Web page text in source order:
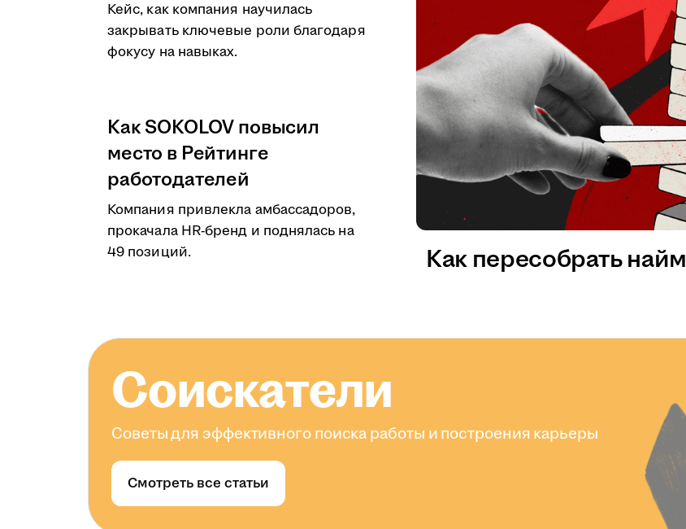
Кейс, как компания научилась
закрывать ключевые роли благодаря
фокусу на навыках.
Как SOKOLOV повысил
место в Рейтинге
работодателей
Компания привлекла амбассадоров,
прокачала HR-бренд и поднялась на
49 позиций.
Как пересобрать
Соискатели
Советы для эффективного поиска работы и построения карьеры
Смотреть все статьи